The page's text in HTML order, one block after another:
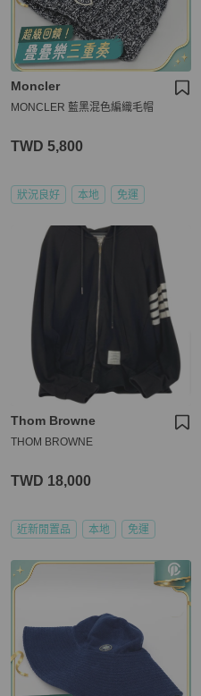
Moncler
MONCLER 藍黑混色編織毛帽
TWD 5,800
狀況良好 本地 免運
Thom Browne
THOM BROWNE
TWD 18,000
近新閒置品 本地 免運